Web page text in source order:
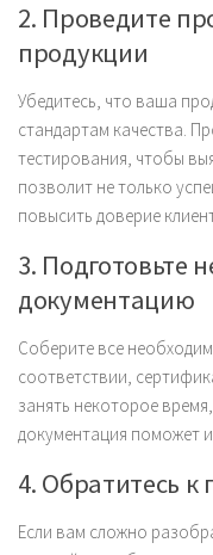
2. Проведите
продукции
Убедитесь, что ваша
стандартам качества.
тестирования, чтобы
позволит не только
повысить доверие
3. Подготовьте
документацию
Соберите все
соответствии,
занять некоторое
документация поможет
4. Обратитесь
Если вам сложно